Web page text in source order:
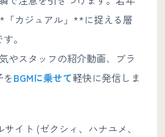
カジュアル」**に捉える層
。
やスタッフの紹介動画、ブラ
BGMに乗せて軽快に発信しま
イト (ゼクシィ、ハナユメ、